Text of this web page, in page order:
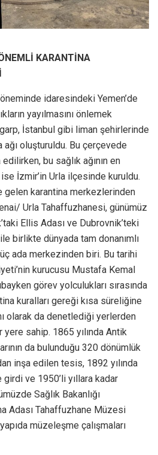
KARANTİNA
idaresindeki Yemen’de
yayılmasını önlemek
İstanbul gibi liman şehirlerinde
ağı oluşturuldu. Bu çerçevede
bu sağlık ağının en
İzmir’in Urla ilçesinde kuruldu.
gelen karantina merkezlerinden
Urla Tahaffuzhanesi, günümüz
Ellis Adası ve Dubrovnik’teki
birlikte dünyada tam donanımlı
ada merkezinden biri. Bu tarihi
kurucusu Mustafa Kemal
görev yolculukları sırasında
kuralları gereği kısa süreliğine
olarak da denetlediği yerlerden
sahip. 1865 yılında Antik
da bulunduğu 320 dönümlük
inşa edilen tesis, 1892 yılında
ve 1950’li yıllara kadar
Sağlık Bakanlığı
Adası Tahaffuzhane Müzesi
müzeleşme çalışmaları